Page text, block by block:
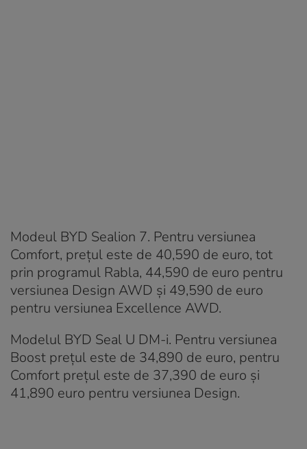
Modeul BYD Sealion 7. Pentru versiunea
Comfort, prețul este de 40,590 de euro, tot
prin programul Rabla, 44,590 de euro pentru
versiunea Design AWD și 49,590 de euro
pentru versiunea Excellence AWD.
Modelul BYD Seal U DM-i. Pentru versiunea
Boost prețul este de 34,890 de euro, pentru
Comfort prețul este de 37,390 de euro și
41,890 euro pentru versiunea Design.